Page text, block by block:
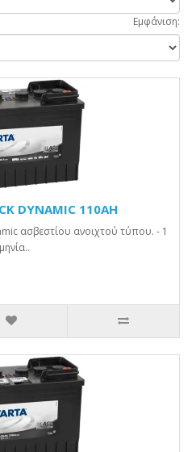
Εμφάνιση:
DYNAMIC 110AH
ασβεστίου ανοιχτού τύπου. - 1